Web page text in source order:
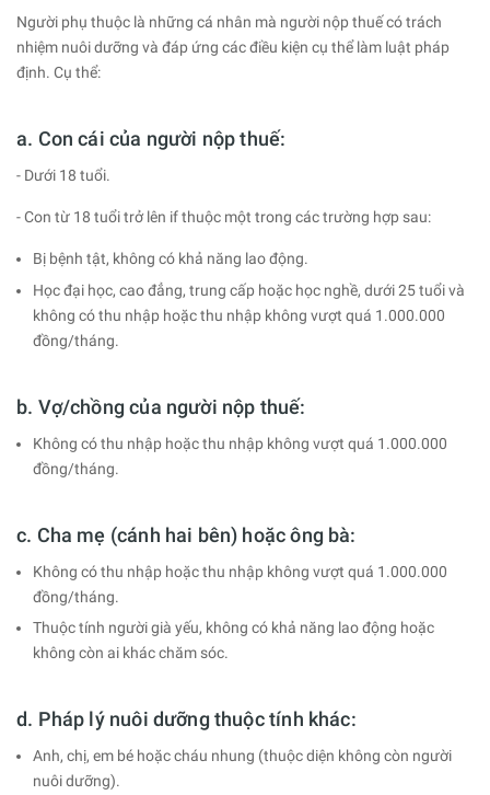
Người phụ thuộc là những cá nhân mà người nộp thuế có trách
nhiệm nuôi dưỡng và đáp ứng các điều kiện cụ thể làm luật pháp
định. Cụ thể:
a. Con cái của người nộp thuế:
- Dưới 18 tuổi.
- Con từ 18 tuổi trở lên if thuộc một trong các trường hợp sau:
Bị bệnh tật, không có khả năng lao động.
Học đại học, cao đẳng, trung cấp hoặc học nghề, dưới 25 tuổi và
không có thu nhập hoặc thu nhập không vượt quá 1.000.000
đồng/tháng.
b. Vợ/chồng của người nộp thuế:
Không có thu nhập hoặc thu nhập không vượt quá 1.000.000
đồng/tháng.
c. Cha mẹ (cánh hai bên) hoặc ông bà:
Không có thu nhập hoặc thu nhập không vượt quá 1.000.000
đồng/tháng.
Thuộc tính người già yếu, không có khả năng lao động hoặc
không còn ai khác chăm sóc.
d. Pháp lý nuôi dưỡng thuộc tính khác:
Anh, chị, em bé hoặc cháu nhung (thuộc diện không còn người
nuôi dưỡng).